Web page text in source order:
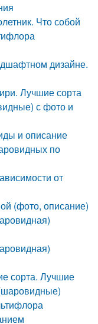
Что собой
дизайне.
Лучшие сорта
с фото и
и описание
по
от
(фото, описание)
сорта. Лучшие